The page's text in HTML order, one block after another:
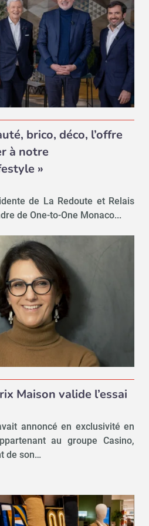
brico, déco, l’offre
à notre
»
de La Redoute et Relais
de One-to-One Monaco...
Maison valide l’essai
annoncé en exclusivité en
au groupe Casino,
de son…